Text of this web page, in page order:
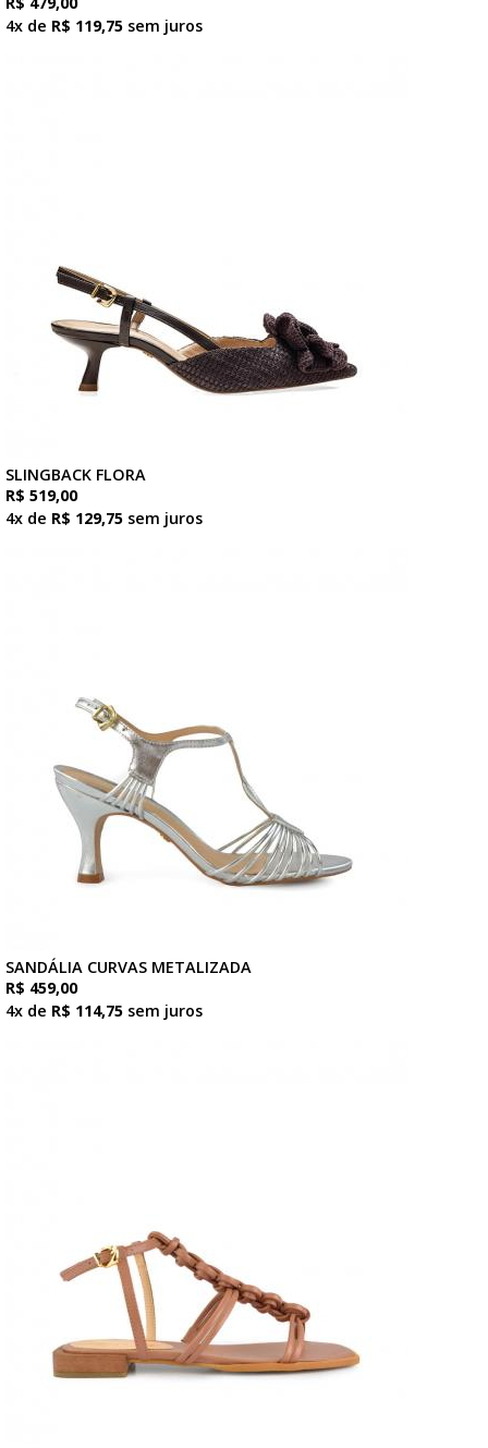
4x de R$ 119,75 sem juros
SLINGBACK FLORA
R$ 519,00
4x de R$ 129,75 sem juros
SANDÁLIA CURVAS METALIZADA
R$ 459,00
4x de R$ 114,75 sem juros